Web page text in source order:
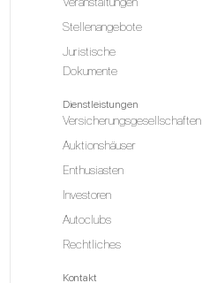
Stellenangebote
Juristische
Dokumente
Dienstleistungen
Versicherungsgesellschaften
Auktionshäuser
Enthusiasten
Investoren
Autoclubs
Rechtliches
Kontakt